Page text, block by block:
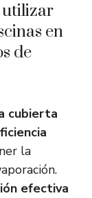
utilizar
en
de
cubierta
la
efectiva